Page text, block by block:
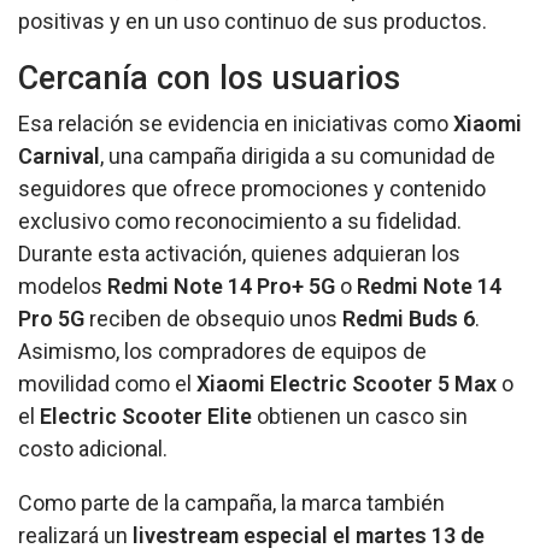
positivas y en un uso continuo de sus productos.
Cercanía con los usuarios
Esa relación se evidencia en iniciativas comoXiaomi
Carnival , una campaña dirigida a su comunidad de
seguidores que ofrece promociones y contenido
exclusivo como reconocimiento a su fidelidad.
Durante esta activación, quienes adquieran los
modelos Redmi Note 14 Pro+ 5G o Redmi Note 14
Pro 5G reciben de obsequio unos Redmi Buds 6.
Asimismo, los compradores de equipos de
movilidad como el Xiaomi Electric Scooter 5 Max o
el Electric Scooter Elite obtienen un casco sin
costo adicional.
Como parte de la campaña, la marca también
realizará un livestream especial el martes 13 de